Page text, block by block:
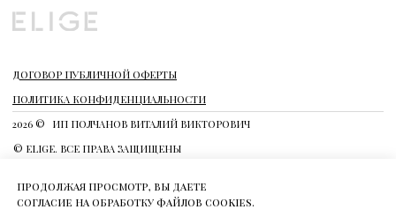
продолжая просмотр, вы даете
согласие на обработку файлов cookies.